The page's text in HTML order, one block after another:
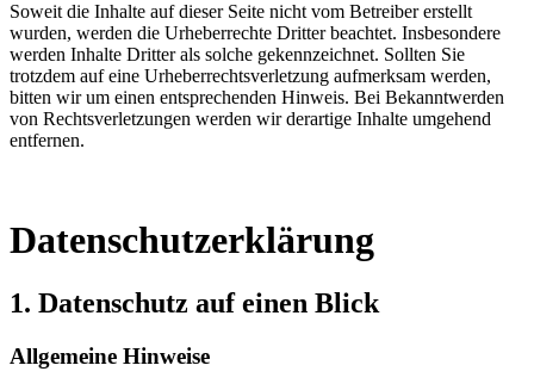
Soweit die Inhalte auf dieser Seite nicht vom Betreiber erstellt
wurden, werden die Urheberrechte Dritter beachtet. Insbesondere
werden Inhalte Dritter als solche gekennzeichnet. Sollten Sie
trotzdem auf eine Urheberrechtsverletzung aufmerksam werden,
bitten wir um einen entsprechenden Hinweis. Bei Bekanntwerden
von Rechtsverletzungen werden wir derartige Inhalte umgehend
entfernen.
Datenschutz­erklärung
1. Datenschutz auf einen Blick
Allgemeine Hinweise